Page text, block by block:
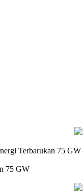
Terbarukan 75 GW
75 GW